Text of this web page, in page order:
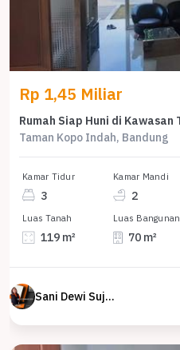
Rp 1,45 Miliar
Taman Kopo Indah, Bandung
Kamar Tidur
3
Kamar Mandi
2
Luas Tanah
119 m²
Luas Bangunan
70 m²
Sani Dewi Sujono